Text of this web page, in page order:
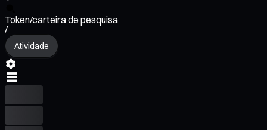
Token/carteira de pesquisa
/
Atividade